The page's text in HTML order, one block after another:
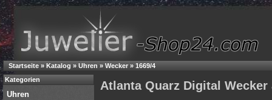
Startseite » Katalog » Uhren » Wecker» 1669/4
Atlanta Quarz Digital
Kategorien
Uhren